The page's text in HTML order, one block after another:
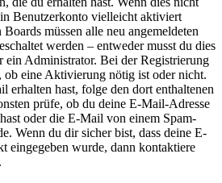
Benutzerkonto vielleicht aktiviert
müssen alle neu angemeldeten
werden – entweder musst du dies
ein Administrator. Bei der Registrierung
eine Aktivierung nötig ist oder nicht.
erhalten hast, folge den dort enthaltenen
prüfe, ob du deine E-Mail-Adresse
oder die E-Mail von einem Spam-
Wenn du dir sicher bist, dass deine E-
eingegeben wurde, dann kontaktiere